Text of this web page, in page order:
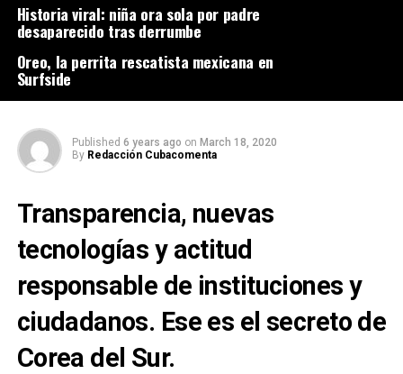
Historia viral: niña ora sola por padre
desaparecido tras derrumbe
Oreo, la perrita rescatista mexicana en
Surfside
Published 6 years ago on March 18, 2020
By Redacción Cubacomenta
Transparencia, nuevas
tecnologías y actitud
responsable de instituciones y
ciudadanos. Ese es el secreto de
Corea del Sur.